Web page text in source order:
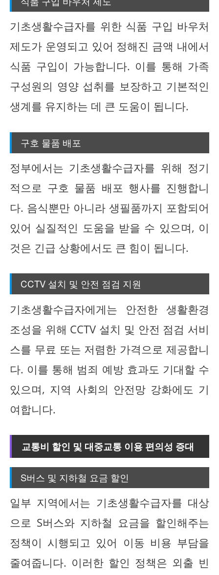
기초생활수급자를 위한 식품 구입 바우처
제도가 운영되고 있어 정해진 금액 내에서
식품 구입이 가능합니다. 이를 통해 가족
구성원의 영양 섭취를 보장하고 기본적인
생계를 유지하는 데 큰 도움이 됩니다.
구호 물품 배포
정부에서는 기초생활수급자를 위해 정기
적으로 구호 물품 배포 행사를 진행합니
다. 음식뿐만 아니라 생필품까지 포함되어
있어 실질적인 도움을 받을 수 있으며, 이
것은 긴급 상황에서도 큰 힘이 됩니다.
CCTV 설치 및 안전 점검 지원
기초생활수급자에게는 안전한 생활환경
조성을 위해 CCTV 설치 및 안전 점검 서비
스를 무료 또는 저렴한 가격으로 제공합니
다. 이를 통해 범죄 예방 효과도 기대할 수
있으며, 지역 사회의 안전망 강화에도 기
여합니다.
교통비 할인 및 대중교통 이용 편의성 증대
S버스 및 지하철 요금 할인
일부 지역에서는 기초생활수급자를 대상
으로 S버스와 지하철 요금을 할인해주는
정책이 시행되고 있어 이동 비용 부담을
줄여줍니다. 이러한 할인 정책은 외출 빈